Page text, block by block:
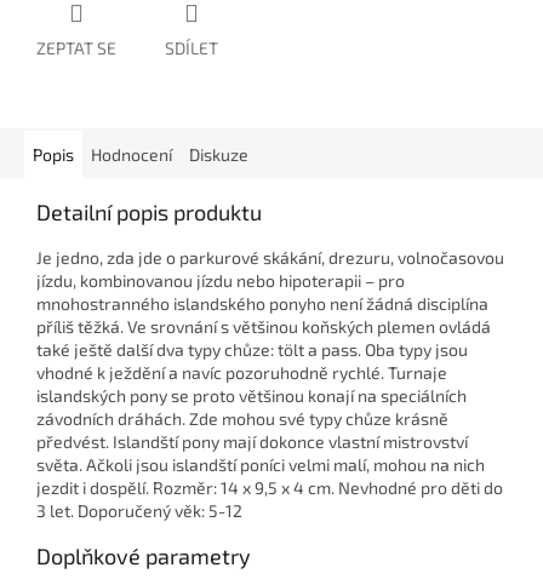
ZEPTAT SE SDÍLET
Popis Hodnocení Diskuze
Detailní popis produktu
Je jedno, zda jde o parkurové skákání, drezuru, volnočasovou
jízdu, kombinovanou jízdu nebo hipoterapii – pro
mnohostranného islandského ponyho není žádná disciplína
příliš těžká. Ve srovnání s většinou koňských plemen ovládá
také ještě další dva typy chůze: tölt a pass. Oba typy jsou
vhodné k ježdění a navíc pozoruhodně rychlé. Turnaje
islandských pony se proto většinou konají na speciálních
závodních dráhách. Zde mohou své typy chůze krásně
předvést. Islandští pony mají dokonce vlastní mistrovství
světa. Ačkoli jsou islandští poníci velmi malí, mohou na nich
jezdit i dospělí. Rozměr: 14 x 9,5 x 4 cm. Nevhodné pro děti do
3 let. Doporučený věk: 5-12
Doplňkové parametry